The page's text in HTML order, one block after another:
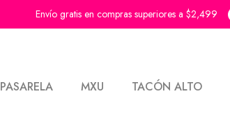
Envío gratis en compras superiores a $2,499
PASARELA MXU TACÓN ALTO